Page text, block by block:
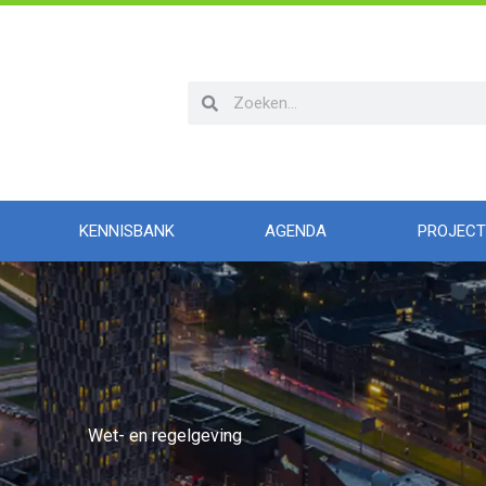
ZoekenZoeken
KENNISBANK AGENDA
Wet- en regelgeving